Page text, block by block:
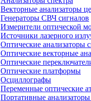
Векторные анализаторы
Генераторы СВЧ сигналов
Измерители оптической
Источники лазерного
Оптические анализаторы
Оптические векторные
Оптические
Оптические платформы
Осциллографы
Переменные оптические
Портативные анализаторы